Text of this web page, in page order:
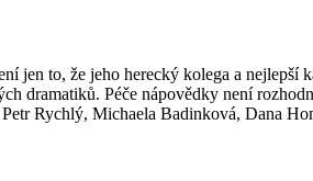
to, že jeho herecký kolega a nejlepší
dramatiků. Péče nápovědky není
Rychlý, Michaela Badinková, Dana